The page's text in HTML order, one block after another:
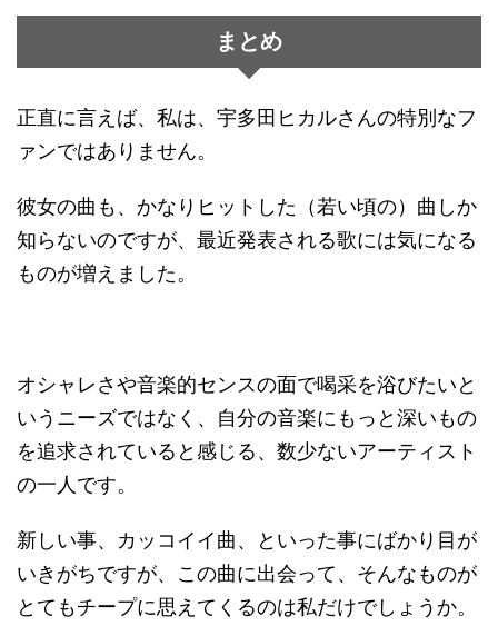
まとめ
正直に言えば、私は、宇多田ヒカルさんの特別なフ
ァンではありません。
彼女の曲も、かなりヒットした（若い頃の）曲しか
知らないのですが、最近発表される歌には気になる
ものが増えました。
オシャレさや音楽的センスの面で喝采を浴びたいと
いうニーズではなく、自分の音楽にもっと深いもの
を追求されていると感じる、数少ないアーティスト
の一人です。
新しい事、カッコイイ曲、といった事にばかり目が
いきがちですが、この曲に出会って、そんなものが
とてもチープに思えてくるのは私だけでしょうか。